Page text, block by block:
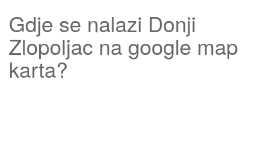
Gdje se nalazi Donji
Zlopoljac na google map
karta?